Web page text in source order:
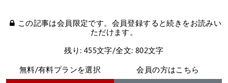
この記事は会員限定です。会員登録すると続きをお読みい
ただけます。
残り: 455文字/全文: 802文字
無料/有料プランを選択
会員の方はこちら